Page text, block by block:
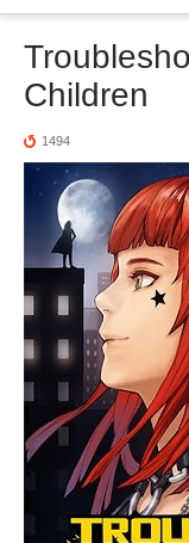
Children
1494